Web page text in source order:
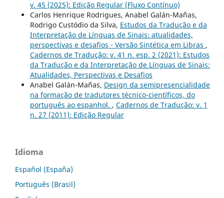
v. 45 (2025): Edição Regular (Fluxo Contínuo)
Carlos Henrique Rodrigues, Anabel Galán-Mañas,
Rodrigo Custódio da Silva, Estudos da Tradução e da
Interpretação de Línguas de Sinais: atualidades,
perspectivas e desafios - Versão Sintética em Libras ,
Cadernos de Tradução: v. 41 n. esp. 2 (2021): Estudos
da Tradução e da Interpretação de Línguas de Sinais:
Atualidades, Perspectivas e Desafios
Anabel Galán-Mañas, Design da semipresencialidade
na formação de tradutores técnico-científicos, do
português ao espanhol. , Cadernos de Tradução: v. 1
n. 27 (2011): Edição Regular
Idioma
Español (España)
Português (Brasil)